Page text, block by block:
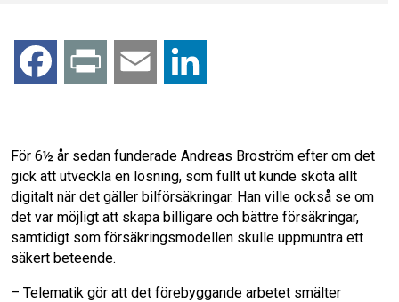
c
b
n
t
i
l e
För 6½ år sedan funderade Andreas Broström efter om det
gick att utveckla en lösning, som fullt ut kunde sköta allt
digitalt när det gäller bilförsäkringar. Han ville också se om
det var möjligt att skapa billigare och bättre försäkringar,
samtidigt som försäkringsmodellen skulle uppmuntra ett
säkert beteende.
– Telematik gör att det förebyggande arbetet smälter